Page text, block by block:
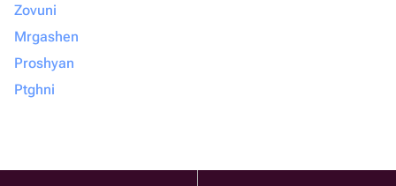
Zovuni
Mrgashen
Proshyan
Ptghni